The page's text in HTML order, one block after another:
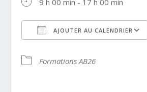
9 h 00 min - 17 h 00 min
AJOUTER AU CALENDRIER
Formations AB26